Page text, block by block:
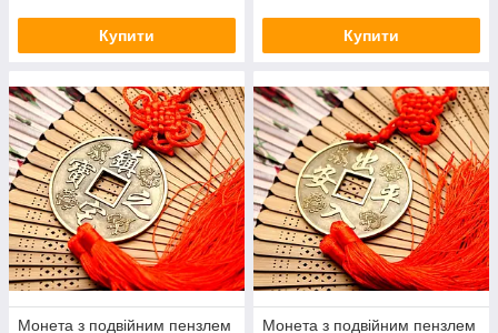
Купити Купити
Монета з подвійним пензлем
Монета з подвійним пензлем